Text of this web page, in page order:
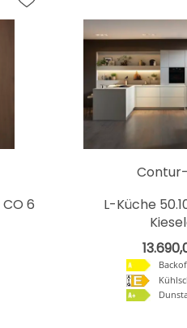
6
L-Küche